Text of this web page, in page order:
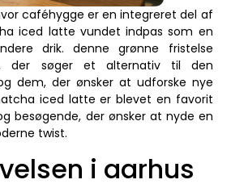
caféhygge er en integreret del af
iced latte vundet indpas som en
drik. denne grønne fristelse
der søger et alternativ til den
dem, der ønsker at udforske nye
iced latte er blevet en favorit
besøgende, der ønsker at nyde en
twist.
i aarhus